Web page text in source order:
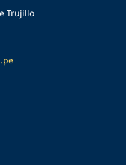
Trujillo